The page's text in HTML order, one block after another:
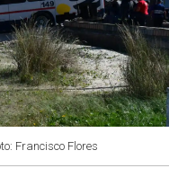
Francisco Flores